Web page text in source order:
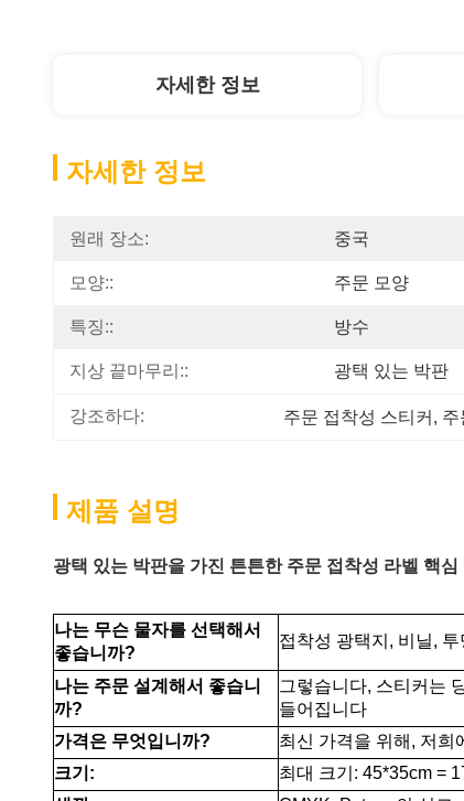
자세한 정보
자세한 정보
원래 장소: 중국
모양:: 주문 모양
특징:: 방수
지상 끝마무리:: 광택 있는 박판
강조하다: 주문 접착성 스티커 , 주
제품 설명
광택 있는 박판을 가진 튼튼한 주문 접착성 라벨 핵
나는 무슨 물자를 선택해서
좋습니까?
접착성 광택지, 비닐,
나는 주문 설계해서 좋습니
까?
그렇습니다, 스티커는
들어집니다
가격은 무엇입니까?
최신 가격을 위해, 저희
크기:
최대 크기: 45*35cm =